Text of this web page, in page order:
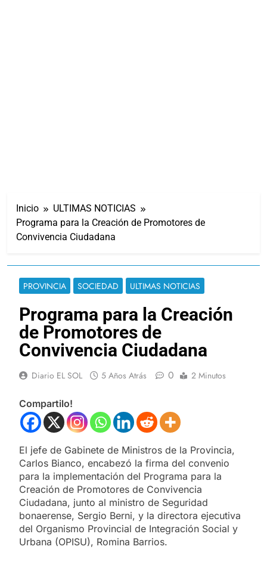
Inicio
ULTIMAS NOTICIAS
Programa para la Creación de Promotores de
Convivencia Ciudadana
PROVINCIA SOCIEDAD ULTIMAS NOTICIAS
Programa para la Creación
de Promotores de
Convivencia Ciudadana
Diario EL SOL 5 Años Atrás 0 2 Minutos
Compartilo!
El jefe de Gabinete de Ministros de la Provincia,
Carlos Bianco, encabezó la firma del convenio
para la implementación del Programa para la
Creación de Promotores de Convivencia
Ciudadana, junto al ministro de Seguridad
bonaerense, Sergio Berni, y la directora ejecutiva
del Organismo Provincial de Integración Social y
Urbana (OPISU), Romina Barrios.